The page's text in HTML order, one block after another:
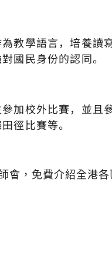
教學語言，培養讀
國民身份的認同。
加校外比賽，並且
徑比賽等。
會，免費介紹全港